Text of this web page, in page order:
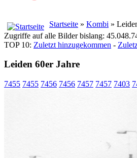
Startseite » Kombi »
Zugriffe auf alle Bilder bislang:
TOP 10: Zuletzt hinzugekommen -
Leiden 60er Jahre
7455 7455 7456 7456 7457 7457 7403